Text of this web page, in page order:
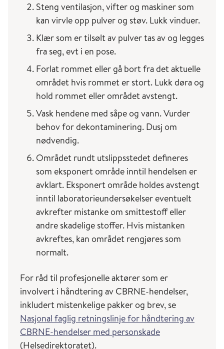
hendelsen i 1979 (dagens Jekaterinenburg) noe
om omfanget av arbeidet som pågikk). Etter et
uhell med utslipp av miltbrannsporer fra en
antatt biovåpenfabrikk, ble både dyr og
mennesker smittet, og minst 66 personer døde
Frischknecht, F. EMBO Rep 2003,Roffey, R et
al. Clin Microbiol Infect 2002).
Ulike terroristgrupper eller enkeltpersoner har
også benyttet bioterror som middel. I 1984
forsøkte en religiøs sekt å påvirke et lokalvalg i
Dallas, USA, ved å brukeSalmonella
Typhimurium,som de brukte til å kontaminere
salatbarer i flere restauranter. Mer enn 750
personer ble antatt smittet. En japansk sekt
(Aum Shinrikyo) forsøkte å spre
miltbrannsbakterier i luften i Tokyo i 1993, men
brukte en vaksinestamme med apatogene
bakterier og derfor ble ingen syke av hendelsen
I forbindelse med terrorhendelsen som rammet
World Trade Centre i 2001, ble det sendt ut
pulverbrev som inneholdt miltbrannsporer i
USA (også kjent som Amerithrax-hendelsen).
Totalt ble 22 personer syke, hvorav 5 døde etter
Steng ventilasjon, vifter og maskiner som
kan virvle opp pulver og støv. Lukk vinduer.
Klær som er tilsølt av pulver tas av og legges
fra seg, evt i en pose.
Forlat rommet eller gå bort fra det aktuelle
området hvis rommet er stort. Lukk døra og
hold rommet eller området avstengt.
Vask hendene med såpe og vann. Vurder
behov for dekontaminering. Dusj om
nødvendig.
Området rundt utslippsstedet defineres
som eksponert område inntil hendelsen er
avklart. Eksponert område holdes avstengt
inntil laboratorieundersøkelser eventuelt
avkrefter mistanke om smittestoff eller
andre skadelige stoffer. Hvis mistanken
avkreftes, kan området rengjøres som
normalt.
For råd til profesjonelle aktører som er
involvert i håndtering av CBRNE-hendelser,
inkludert mistenkelige pakker og brev, se
Nasjonal faglig retningslinje for håndtering av
CBRNE-hendelser med personskade
(Helsedirektoratet).